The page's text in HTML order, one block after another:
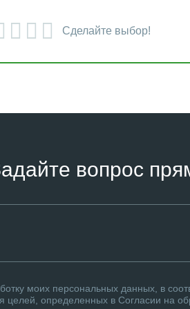
Сделайте выбор!
вопрос
моих персональных данных, в
определенных в Согласии на